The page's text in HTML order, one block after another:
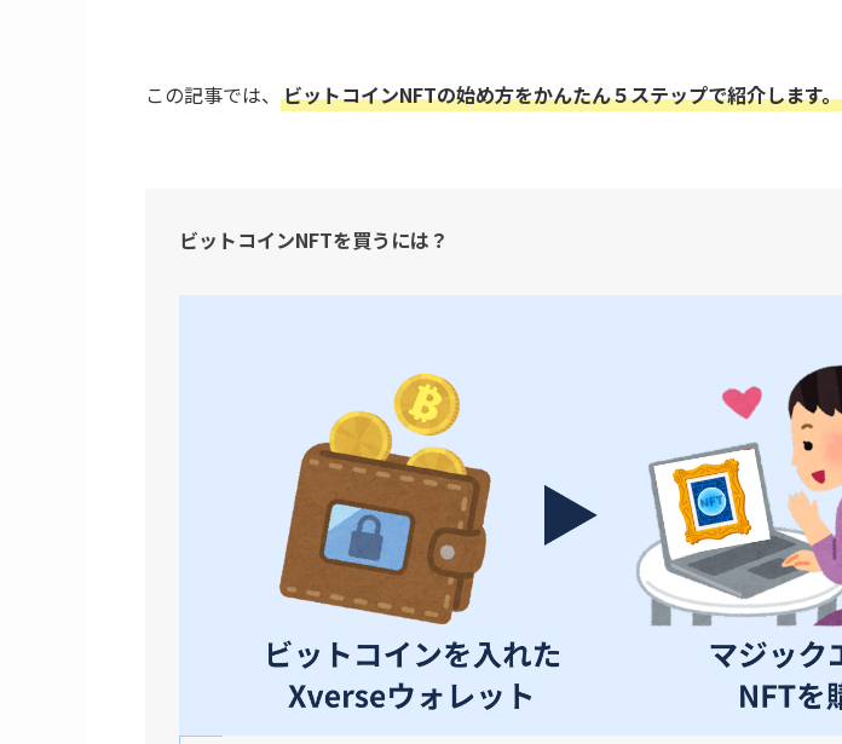
この記事では、 ビットコインNFTの始め方をかんたん５ステップで紹介します。
ビットコインNFTを買うには？